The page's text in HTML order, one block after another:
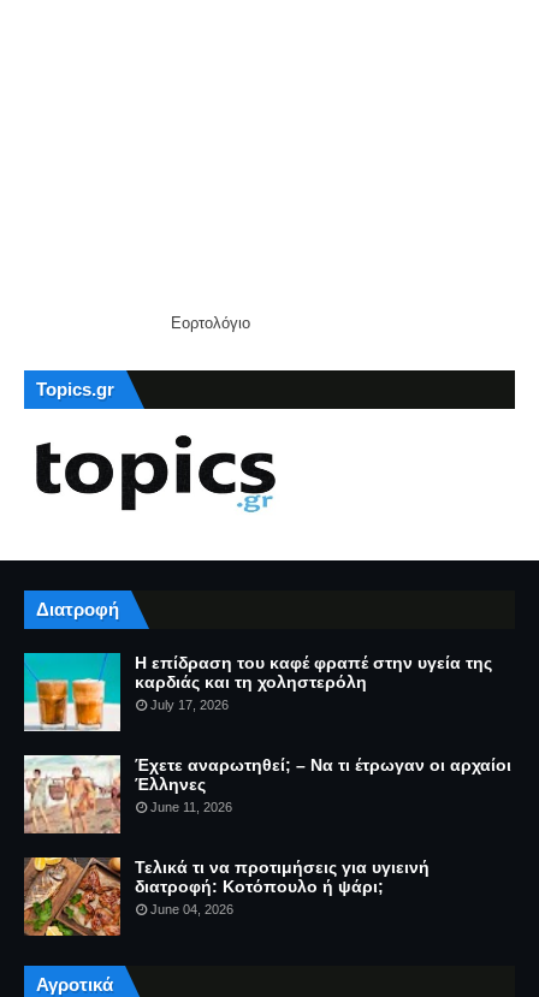
Εορτολόγιο
Topics.gr
Διατροφή
Η επίδραση του καφέ φραπέ στην υγεία της
καρδιάς και τη χοληστερόλη
July 17, 2026
Έχετε αναρωτηθεί; – Να τι έτρωγαν οι αρχαίοι
Έλληνες
June 11, 2026
Τελικά τι να προτιμήσεις για υγιεινή
διατροφή: Κοτόπουλο ή ψάρι;
June 04, 2026
Αγροτικά